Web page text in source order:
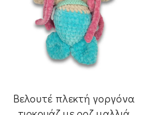
Βελουτέ πλεκτή γοργόνα